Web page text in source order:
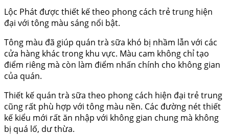
Lộc Phát được thiết kế theo phong cách trẻ trung hiện
đại với tông màu sáng nổi bật.
Tông màu đã giúp quán trà sữa khó bị nhầm lẫn với các
cửa hàng khác trong khu vực. Màu cam không chỉ tạo
điểm riêng mà còn làm điểm nhấn chính cho không gian
của quán.
Thiết kế quán trà sữa theo phong cách hiện đại trẻ trung
cũng rất phù hợp với tông màu nền. Các đường nét thiết
kế kiểu mới rất ăn nhập với không gian chung mà không
bị quá lố, dư thừa.